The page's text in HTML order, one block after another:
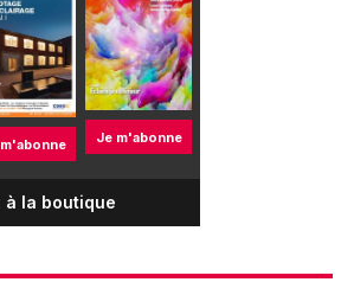
Je m'abonne
à la boutique